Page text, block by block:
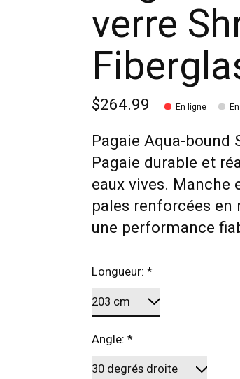
verre
$264.99 En ligne
Pagaie Aqua-bound
Pagaie durable et
eaux vives. Manche
pales renforcées
une performance
Longueur:*
Angle:*